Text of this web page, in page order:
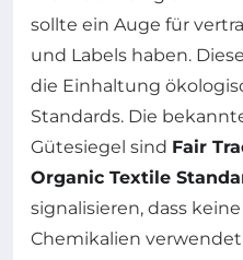
sollte ein Auge für
und Labels haben.
die Einhaltung
Standards. Die
Gütesiegel sind Fair
Organic Textile
signalisieren, dass
Chemikalien